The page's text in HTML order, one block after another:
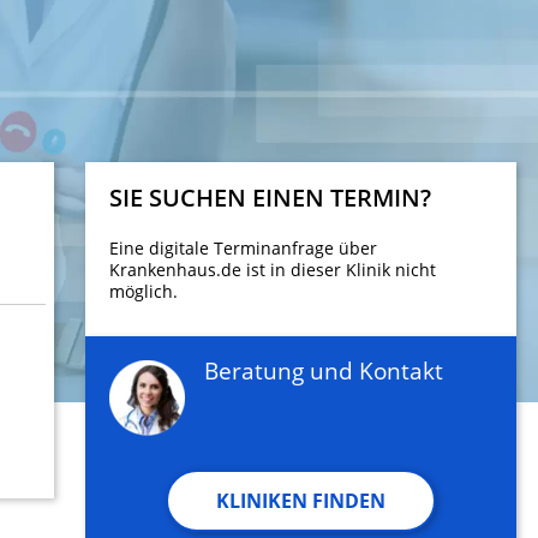
SIE SUCHEN EINEN TERMIN?
Eine digitale Terminanfrage über
Krankenhaus.de ist in dieser Klinik nicht
möglich.
Beratung und Kontakt
KLINIKEN FINDEN